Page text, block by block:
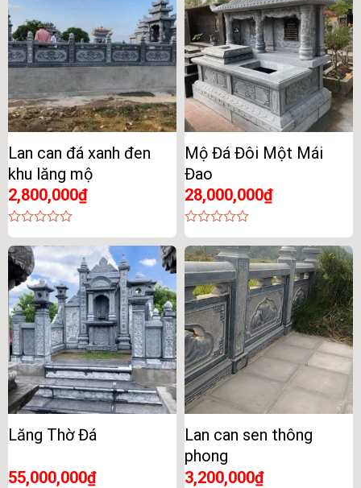
Lan can đá xanh đen
khu lăng mộ
2,800,000₫
0
out
of
Mộ Đá Đôi Một Mái
Đao
28,000,000₫
0
out
of
5
Lăng Thờ Đá
55,000,000₫
Lan can sen thông
phong
3,200,000₫